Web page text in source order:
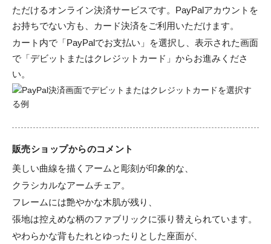
ただけるオンライン決済サービスです。PayPalアカウントを
お持ちでない方も、カード決済をご利用いただけます。
カート内で「PayPalでお支払い」を選択し、表示された画面
で「デビットまたはクレジットカード」からお進みくださ
い。
販売ショップからのコメント
美しい曲線を描くアームと彫刻が印象的な、
クラシカルなアームチェア。
フレームには艶やかな木肌が残り、
張地は控えめな柄のファブリックに張り替えられています。
やわらかな背もたれとゆったりとした座面が、